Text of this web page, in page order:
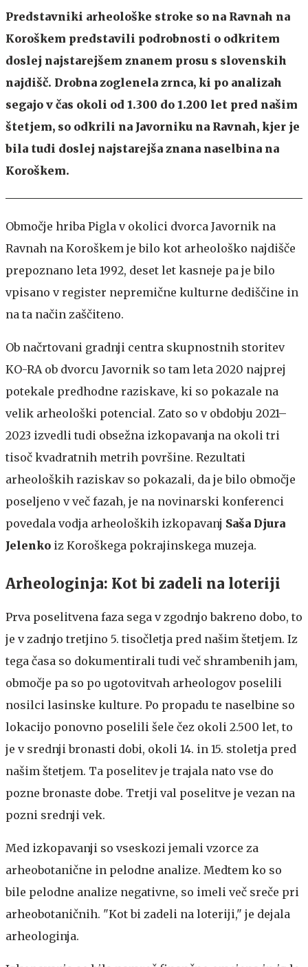
Predstavniki arheološke stroke so na Ravnah na
Koroškem predstavili podrobnosti o odkritem
doslej najstarejšem znanem prosu s slovenskih
najdišč. Drobna zoglenela zrnca, ki po analizah
segajo v čas okoli od 1.300 do 1.200 let pred našim
štetjem, so odkrili na Javorniku na Ravnah, kjer je
bila tudi doslej najstarejša znana naselbina na
Koroškem.
Območje hriba Pigla v okolici dvorca Javornik na
Ravnah na Koroškem je bilo kot arheološko najdišče
prepoznano leta 1992, deset let kasneje pa je bilo
vpisano v register nepremične kulturne dediščine in
na ta način zaščiteno.
Ob načrtovani gradnji centra skupnostnih storitev
KO-RA ob dvorcu Javornik so tam leta 2020 najprej
potekale predhodne raziskave, ki so pokazale na
velik arheološki potencial. Zato so v obdobju 2021–
2023 izvedli tudi obsežna izkopavanja na okoli tri
tisoč kvadratnih metrih površine. Rezultati
arheoloških raziskav so pokazali, da je bilo območje
poseljeno v več fazah, je na novinarski konferenci
povedala vodja arheoloških izkopavanj Saša Djura
Jelenko iz Koroškega pokrajinskega muzeja.
Arheologinja: Kot bi zadeli na loteriji
Prva poselitvena faza sega v zgodnjo bakreno dobo, to
je v zadnjo tretjino 5. tisočletja pred našim štetjem. Iz
tega časa so dokumentirali tudi več shrambenih jam,
območje pa so po ugotovitvah arheologov poselili
nosilci lasinske kulture. Po propadu te naselbine so
lokacijo ponovno poselili šele čez okoli 2.500 let, to
je v srednji bronasti dobi, okoli 14. in 15. stoletja pred
našim štetjem. Ta poselitev je trajala nato vse do
pozne bronaste dobe. Tretji val poselitve je vezan na
pozni srednji vek.
Med izkopavanji so vseskozi jemali vzorce za
arheobotanične in pelodne analize. Medtem ko so
bile pelodne analize negativne, so imeli več sreče pri
arheobotaničnih. "Kot bi zadeli na loteriji," je dejala
arheologinja.